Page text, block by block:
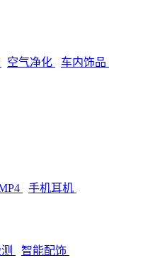
空气净化 车内饰品
手机耳机
智能配饰